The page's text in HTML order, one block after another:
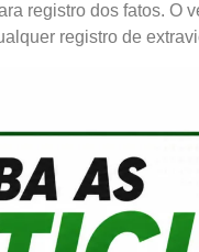
registro dos fatos. O
registro de